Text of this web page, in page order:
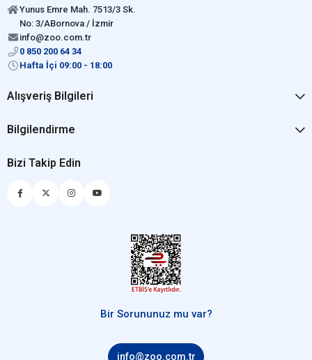
Yunus Emre Mah. 7513/3 Sk.
No: 3/ABornova / İzmir
info@zoo.com.tr
0 850 200 64 34
Hafta İçi 09:00 - 18:00
Alışveriş Bilgileri
Bilgilendirme
Bizi Takip Edin
Bir Sorununuz mu var?
info@zoo.com.tr